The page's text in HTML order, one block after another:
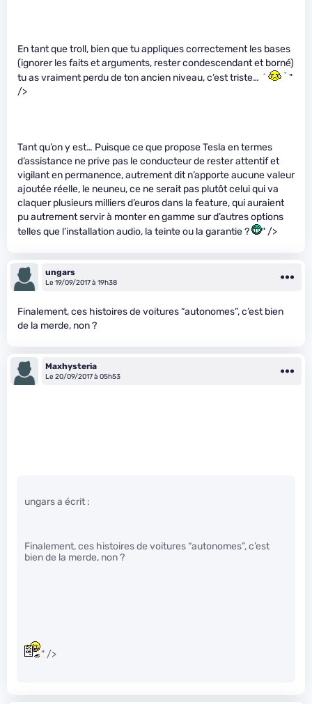
En tant que troll, bien que tu appliques correctement les bases
(ignorer les faits et arguments, rester condescendant et borné)
tu as vraiment perdu de ton ancien niveau, c’est triste…
"
/>
Tant qu’on y est… Puisque ce que propose Tesla en termes
d’assistance ne prive pas le conducteur de rester attentif et
vigilant en permanence, autrement dit n’apporte aucune valeur
ajoutée réelle, le neuneu, ce ne serait pas plutôt celui qui va
claquer plusieurs milliers d’euros dans la feature, qui auraient
pu autrement servir à monter en gamme sur d’autres options
telles que l’installation audio, la teinte ou la garantie ?
" />
ungars
Le 19/09/2017 à 19h38
Finalement, ces histoires de voitures “autonomes”, c’est bien
de la merde, non ?
Maxhysteria
Le 20/09/2017 à 05h53
ungars a écrit :
Finalement, ces histoires de voitures “autonomes”, c’est
bien de la merde, non ?
" />